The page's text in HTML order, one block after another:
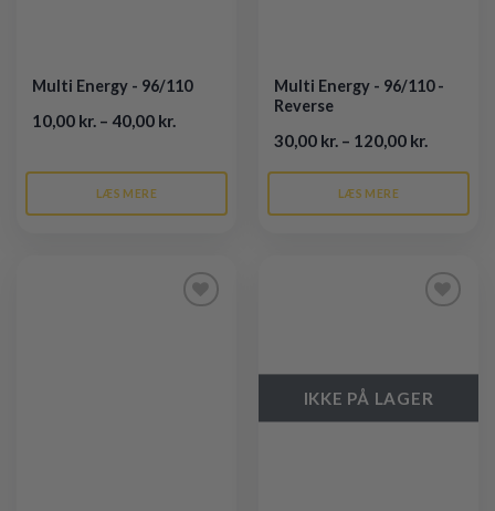
Multi Energy - 96/110
10,00 kr. – 40,00 kr.
LÆS MERE
Multi Energy - 96/110 -
Reverse
30,00 kr. – 120,00 kr.
LÆS MERE
IKKE PÅ LAGER